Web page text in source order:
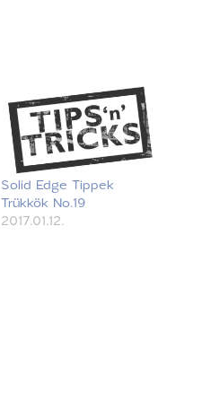
Solid Edge Tippek
Trükkök No.19
2017.01.12.